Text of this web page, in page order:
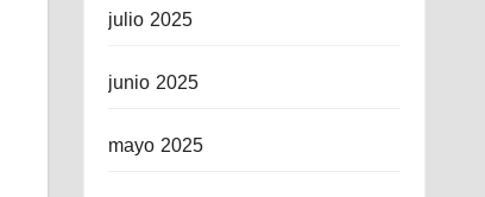
julio 2025
junio 2025
mayo 2025